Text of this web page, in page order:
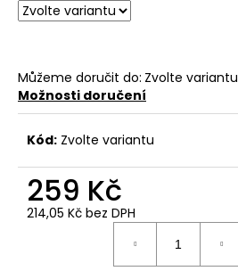
Můžeme doručit do: Zvolte variantu
Možnosti doručení
Kód: Zvolte variantu
259 Kč
214,05 Kč bez DPH
D
o
o
r
u
č
u